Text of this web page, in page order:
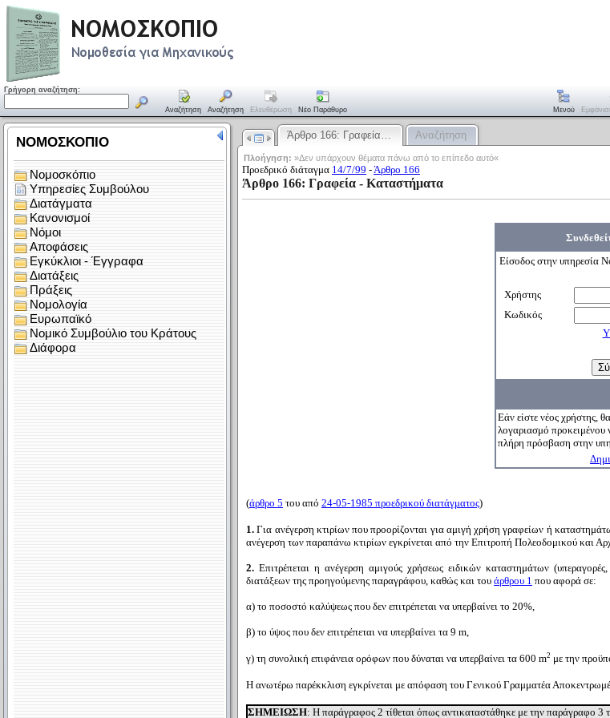
Γρήγορη αναζήτηση:
Αναζήτηση Αναζήτηση Ελευθέρωση Νέο Παράθυρο Μενού
Άρθρο 166: Γραφεία… Αναζήτηση